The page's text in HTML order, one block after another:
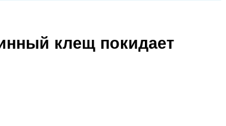
клещ покидает